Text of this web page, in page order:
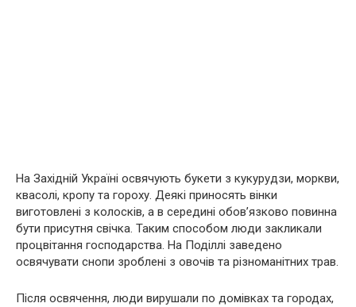
На Західній Україні освячують букети з кукурудзи, моркви,
квасолі, кропу та гороху. Деякі приносять вінки
виготовлені з колосків, а в середині обов’язково повинна
бути присутня свічка. Таким способом люди закликали
процвітання господарства. На Поділлі заведено
освячувати снопи зроблені з овочів та різноманітних трав.
Після освячення, люди вирушали по домівках та городах,